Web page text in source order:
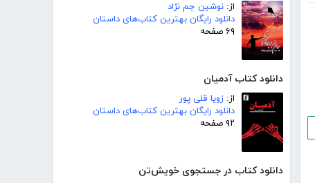
از: نوشین جم نژاد
دانلود رایگان بهترین کتاب‌های داستان
۶۹ صفحه
دانلود کتاب آدمیان
از: زویا قلی پور
دانلود رایگان بهترین کتاب‌های داستان
۹۲ صفحه
دانلود کتاب در جستجوی خویش‌تن